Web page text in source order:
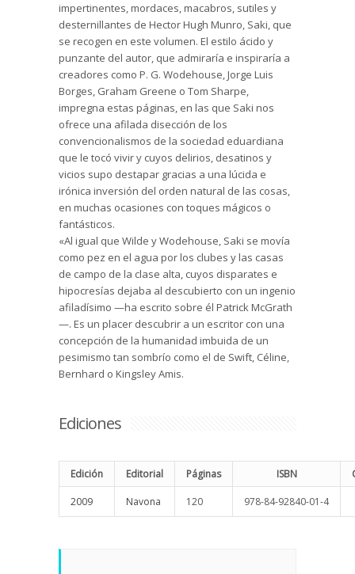
impertinentes, mordaces, macabros, sutiles y
desternillantes de Hector Hugh Munro, Saki, que
se recogen en este volumen. El estilo ácido y
punzante del autor, que admiraría e inspiraría a
creadores como P. G. Wodehouse, Jorge Luis
Borges, Graham Greene o Tom Sharpe,
impregna estas páginas, en las que Saki nos
ofrece una afilada disección de los
convencionalismos de la sociedad eduardiana
que le tocó vivir y cuyos delirios, desatinos y
vicios supo destapar gracias a una lúcida e
irónica inversión del orden natural de las cosas,
en muchas ocasiones con toques mágicos o
fantásticos.
«Al igual que Wilde y Wodehouse, Saki se movía
como pez en el agua por los clubes y las casas
de campo de la clase alta, cuyos disparates e
hipocresías dejaba al descubierto con un ingenio
afiladísimo —ha escrito sobre él Patrick McGrath
—. Es un placer descubrir a un escritor con una
concepción de la humanidad imbuida de un
pesimismo tan sombrío como el de Swift, Céline,
Bernhard o Kingsley Amis.
Ediciones
Edición Editorial Páginas ISBN
2009 Navona 120 978-84-92840-01-4